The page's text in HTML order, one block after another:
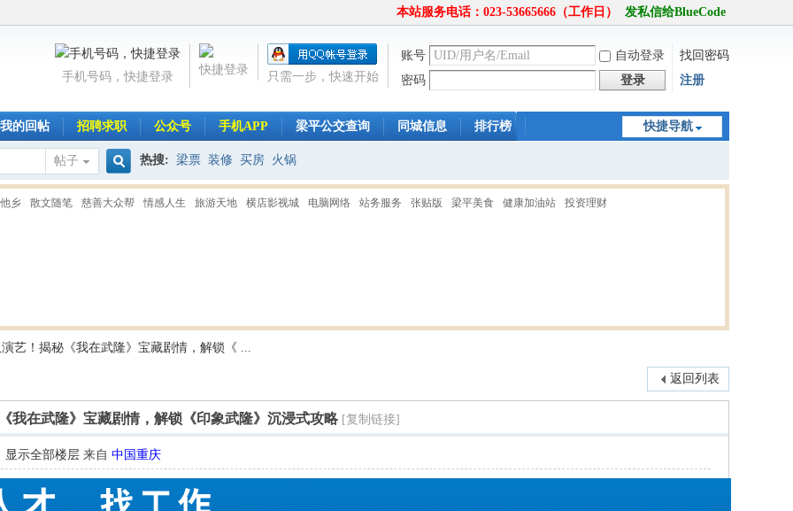
本站服务电话：023-53665666（工作日） 发私信给BlueCode
账号 自动登录
找回密码
密码
登录 注册
只需一步，快速开始
快捷登录
手机号码，快捷登录
快捷导航
我的回帖 招聘求职 公众号 手机APP 梁平公交查询 同城信息 排行榜
帖子
搜
热搜: 梁票 装修 买房 火锅
乡 散文随笔 慈善大众帮 情感人生 旅游天地 横店影视城 电脑网络 站务服务 张贴版 梁平美食 健康加油站 投资理财
艺！揭秘《我在武隆》宝藏剧情，解锁《 ...
返回列表
我在武隆》宝藏剧情，解锁《印象武隆》沉浸式攻略 [复制链接]
显示全部楼层 来自 中国重庆